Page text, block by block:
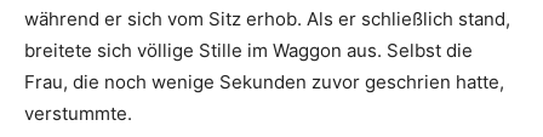
während er sich vom Sitz erhob. Als er schließlich stand,
breitete sich völlige Stille im Waggon aus. Selbst die
Frau, die noch wenige Sekunden zuvor geschrien hatte,
verstummte.